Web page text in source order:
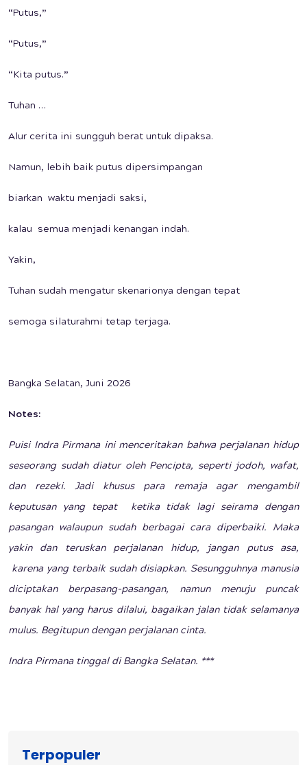
“Putus,”
“Putus,”
“Kita putus.”
Tuhan …
Alur cerita ini sungguh berat untuk dipaksa.
Namun, lebih baik putus dipersimpangan
biarkan waktu menjadi saksi,
kalau semua menjadi kenangan indah.
Yakin,
Tuhan sudah mengatur skenarionya dengan tepat
semoga silaturahmi tetap terjaga.
Bangka Selatan, Juni 2026
Notes:
Puisi Indra Pirmana ini menceritakan bahwa perjalanan hidup
seseorang sudah diatur oleh Pencipta, seperti jodoh, wafat,
dan rezeki. Jadi khusus para remaja agar mengambil
keputusan yang tepat ketika tidak lagi seirama dengan
pasangan walaupun sudah berbagai cara diperbaiki. Maka
yakin dan teruskan perjalanan hidup, jangan putus asa,
karena yang terbaik sudah disiapkan. Sesungguhnya manusia
diciptakan berpasang-pasangan, namun menuju puncak
banyak hal yang harus dilalui, bagaikan jalan tidak selamanya
mulus. Begitupun dengan perjalanan cinta.
Indra Pirmana tinggal di Bangka Selatan. ***
Terpopuler